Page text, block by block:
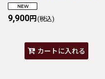
9,900円 (税込)
カートに入れる